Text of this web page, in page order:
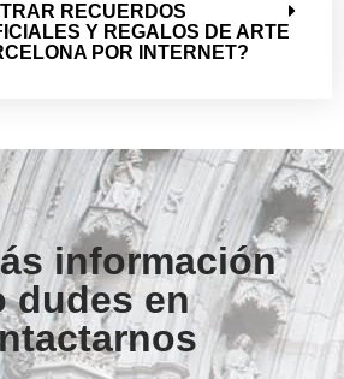
RECUERDOS
Y REGALOS DE ARTE
POR INTERNET?
información
dudes en